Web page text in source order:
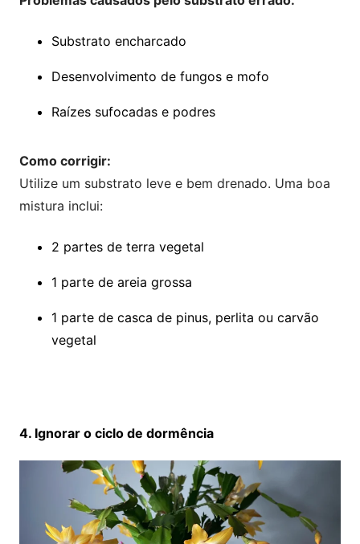
Substrato encharcado
Desenvolvimento de fungos e mofo
Raízes sufocadas e podres
Como corrigir:
Utilize um substrato leve e bem drenado. Uma boa
mistura inclui:
2 partes de terra vegetal
1 parte de areia grossa
1 parte de casca de pinus, perlita ou carvão
vegetal
4. Ignorar o ciclo de dormência